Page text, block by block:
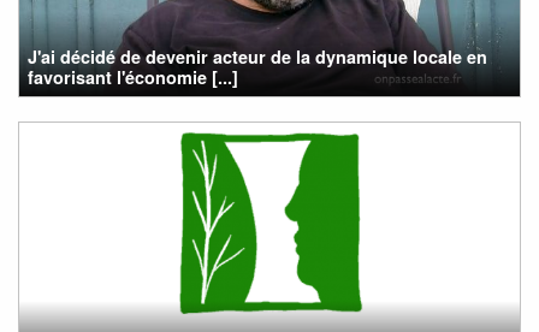
J'ai décidé de devenir acteur de la dynamique locale en
favorisant l'économie [...]